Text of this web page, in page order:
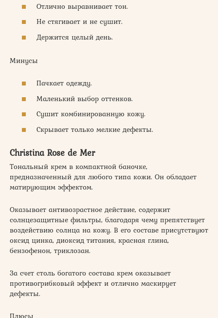
Отлично выравнивает тон.
Не стягивает и не сушит.
Держится целый день.
Минусы
Пачкает одежду.
Маленький выбор оттенков.
Сушит комбинированную кожу.
Скрывает только мелкие дефекты.
Christina Rose de Mer
Тональный крем в компактной баночке,
предназначенный для любого типа кожи. Он обладает
матирующим эффектом.
Оказывает антивозрастное действие, содержит
солнцезащитные фильтры, благодаря чему препятствует
воздействию солнца на кожу. В его составе присутствуют
оксид цинка, диоксид титания, красная глина,
бензофенон, триклозан.
За счет столь богатого состава крем оказывает
противогрибковый эффект и отлично маскирует
дефекты.
Плюсы